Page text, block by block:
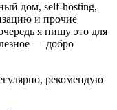
дом, self-hosting,
и прочие
я пишу это для
— добро
рекомендую